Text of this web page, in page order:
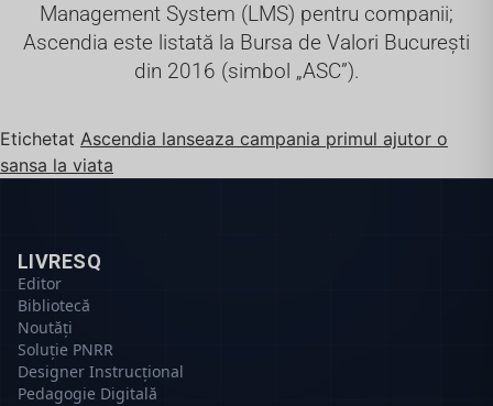
Management System (LMS) pentru companii;
Ascendia este listată la Bursa de Valori București
din 2016 (simbol „ASC”).
Etichetat Ascendia lanseaza campania primul ajutor o
sansa la viata
LIVRESQ
Editor
Bibliotecă
Noutăți
Soluție PNRR
Designer Instrucțional
Pedagogie Digitală